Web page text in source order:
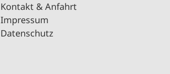
Kontakt & Anfahrt
Impressum
Datenschutz